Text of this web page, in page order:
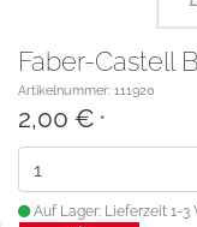
Faber-Castell
Artikelnummer: 111920
2,00 € *
Auf Lager: Lieferzeit 1-3